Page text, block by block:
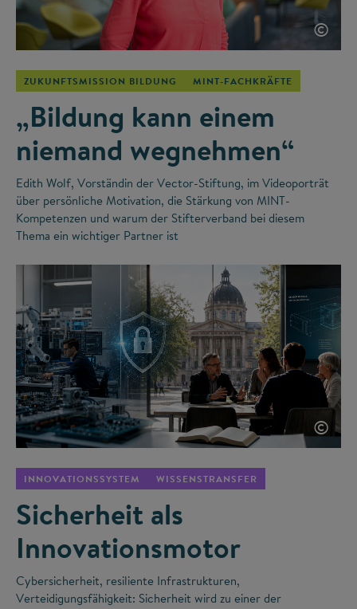
©
ZUKUNFTSMISSION BILDUNG MINT-FACHKRÄFTE
„Bildung kann einem
niemand wegnehmen“
Edith Wolf, Vorständin der Vector-Stiftung, im Videoporträt
über persönliche Motivation, die Stärkung von MINT-
Kompetenzen und warum der Stifterverband bei diesem
Thema ein wichtiger Partner ist
©
INNOVATIONSSYSTEM WISSENSTRANSFER
Sicherheit als
Innovationsmotor
Cybersicherheit, resiliente Infrastrukturen,
Verteidigungsfähigkeit: Sicherheit wird zu einer der